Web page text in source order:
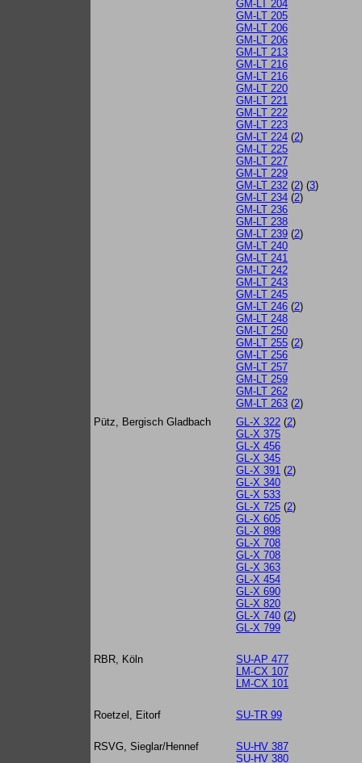
GM-LT 204
GM-LT 205
GM-LT 206
GM-LT 206
GM-LT 213
GM-LT 216
GM-LT 216
GM-LT 220
GM-LT 221
GM-LT 222
GM-LT 223
GM-LT 224 (2)
GM-LT 225
GM-LT 227
GM-LT 229
GM-LT 232 (2) (3)
GM-LT 234 (2)
GM-LT 236
GM-LT 238
GM-LT 239 (2)
GM-LT 240
GM-LT 241
GM-LT 242
GM-LT 243
GM-LT 245
GM-LT 246 (2)
GM-LT 248
GM-LT 250
GM-LT 255 (2)
GM-LT 256
GM-LT 257
GM-LT 259
GM-LT 262
GM-LT 263 (2)
Pütz, Bergisch Gladbach
GL-X 322 (2)
GL-X 375
GL-X 456
GL-X 345
GL-X 391 (2)
GL-X 340
GL-X 533
GL-X 725 (2)
GL-X 605
GL-X 898
GL-X 708
GL-X 708
GL-X 363
GL-X 454
GL-X 690
GL-X 820
GL-X 740 (2)
GL-X 799
RBR, Köln
SU-AP 477
LM-CX 107
LM-CX 101
Roetzel, Eitorf SU-TR 99
RSVG, Sieglar/Hennef
SU-HV 387
SU-HV 380